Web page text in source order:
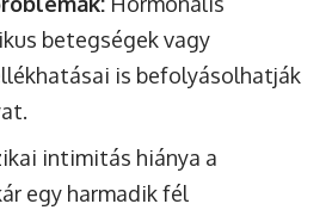
betegségek vagy
is befolyásolhatják
intimitás hiánya a
egy harmadik fél